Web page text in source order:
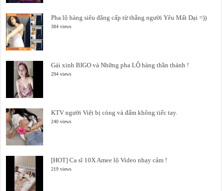
Pha lộ hàng siêu đẳng cấp từ thằng người Yêu Mất Dại =))
384 views
Gái xinh BIGO và Những pha LỘ hàng thần thánh !
294 views
KTV người Việt bị còng và đấm không tiếc tay.
240 views
[HOT] Ca sĩ 10X Amee lộ Video nhạy cảm !
219 views